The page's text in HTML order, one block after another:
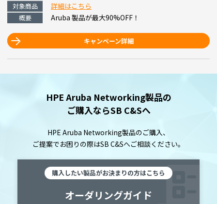
対象商品 詳細はこちら
概要 Aruba 製品が最大90%OFF！
キャンペーン詳細
HPE Aruba Networking製品の
ご購入ならSB C&Sへ
HPE Aruba Networking製品のご購入、
ご提案でお困りの際はSB C&Sへご相談ください。
購入したい製品がお決まりの方はこちら
オーダリングガイド